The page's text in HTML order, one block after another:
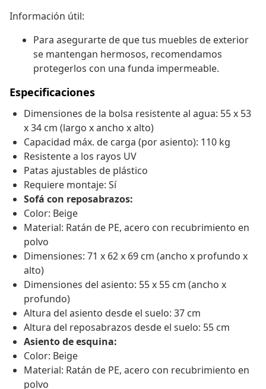
Información útil:
Para asegurarte de que tus muebles de exterior
se mantengan hermosos, recomendamos
protegerlos con una funda impermeable.
Especificaciones
Dimensiones de la bolsa resistente al agua: 55 x 53
x 34 cm (largo x ancho x alto)
Capacidad máx. de carga (por asiento): 110 kg
Resistente a los rayos UV
Patas ajustables de plástico
Requiere montaje: Sí
Sofá con reposabrazos:
Color: Beige
Material: Ratán de PE, acero con recubrimiento en
polvo
Dimensiones: 71 x 62 x 69 cm (ancho x profundo x
alto)
Dimensiones del asiento: 55 x 55 cm (ancho x
profundo)
Altura del asiento desde el suelo: 37 cm
Altura del reposabrazos desde el suelo: 55 cm
Asiento de esquina:
Color: Beige
Material: Ratán de PE, acero con recubrimiento en
polvo